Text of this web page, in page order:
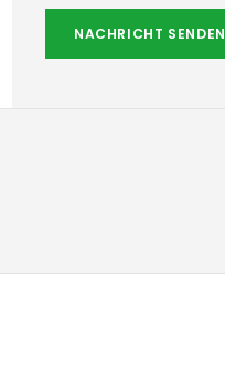
NACHRICHT SENDEN